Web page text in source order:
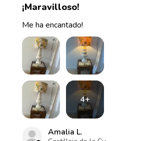
¡Maravilloso!
Me ha encantado!
4+
Amalia L.